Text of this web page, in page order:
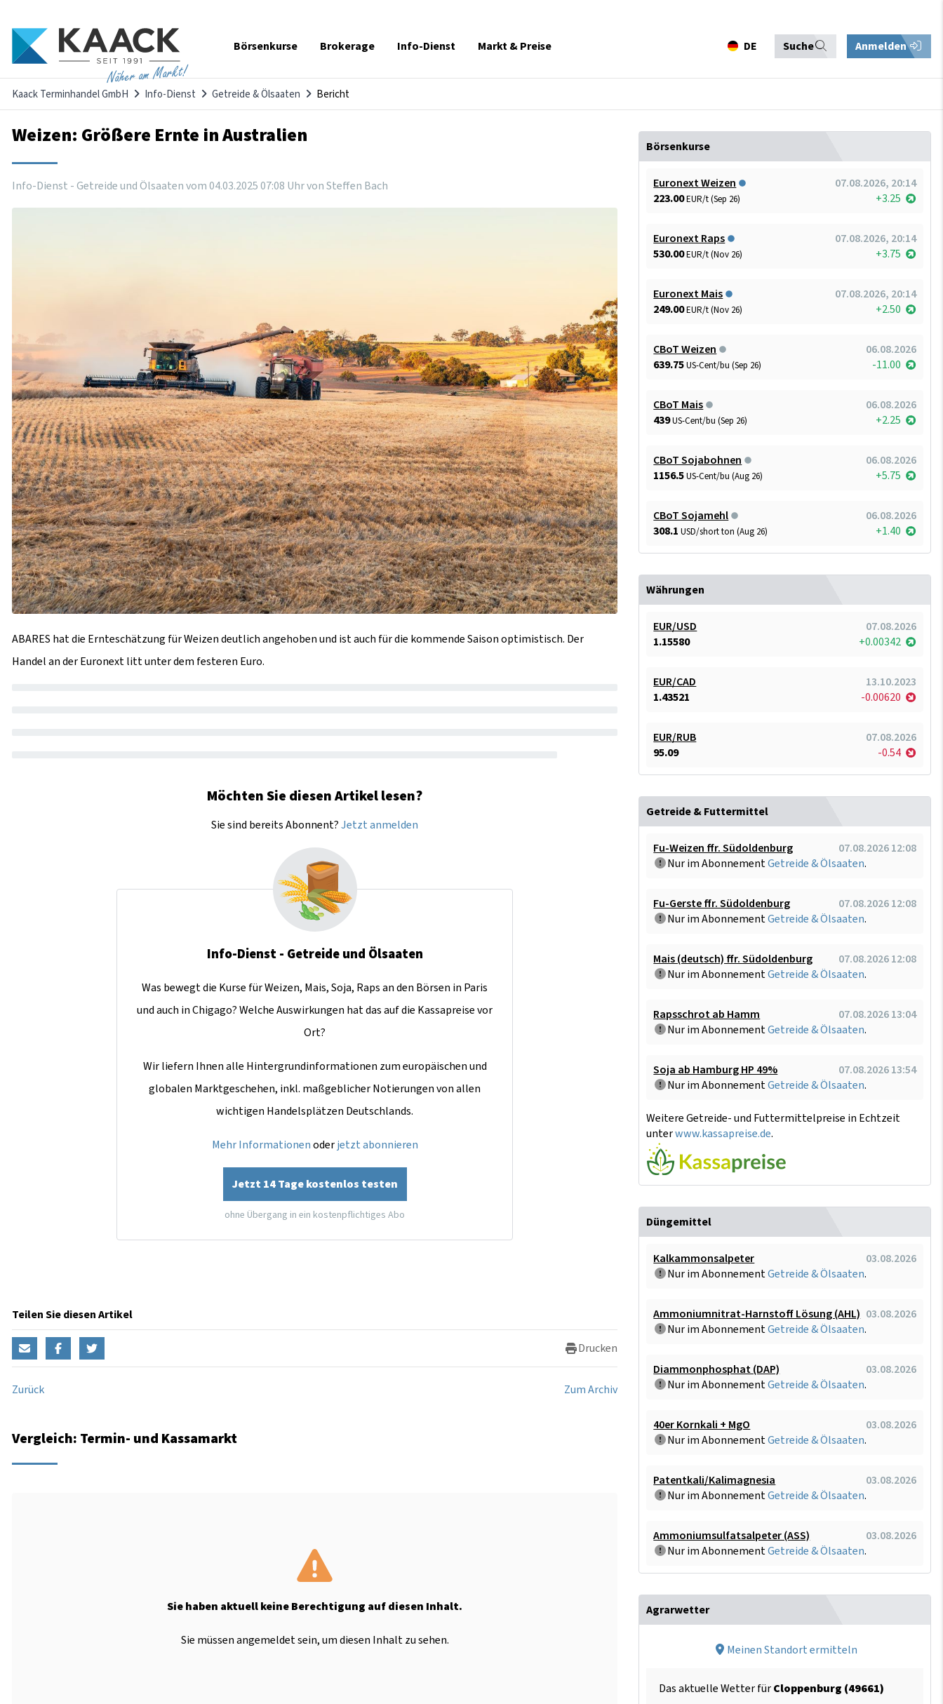
Näher am Markt!
Navigation
Börsenkurse Brokerage Info-Dienst Markt & Preise DE Suche Anmelden
Kaack Terminhandel GmbH Info-Dienst Getreide & Ölsaaten Bericht
Weizen: Größere Ernte in Australien
Info-Dienst - Getreide und Ölsaaten vom04.03.202507:08 Uhrvon Steffen Bach
ABARES hat die Ernteschätzung für Weizen deutlich angehoben und ist auch für die kommende Saison optimistisch. Der
Handel an der Euronext litt unter dem festeren Euro.
Möchten Sie diesen Artikel lesen?
Sie sind bereits Abonnent?Jetzt anmelden
Info-Dienst - Getreide und Ölsaaten
Was bewegt die Kurse für Weizen, Mais, Soja, Raps an den Börsen in Paris
und auch in Chigago? Welche Auswirkungen hat das auf die Kassapreise vor
Ort?
Wir liefern Ihnen alle Hintergrundinformationen zum europäischen und
globalen Marktgeschehen, inkl. maßgeblicher Notierungen von allen
wichtigen Handelsplätzen Deutschlands.
Mehr Informationenoderjetzt abonnieren
Jetzt 14 Tage kostenlos testen
ohne Übergang in ein kostenpflichtiges Abo
Teilen Sie diesen Artikel
Drucken
Zurück Zum Archiv
Vergleich: Termin- und Kassamarkt
Sie haben aktuell keine Berechtigung auf diesen Inhalt.
Sie müssen angemeldet sein, um diesen Inhalt zu sehen.
Börsenkurse
Euronext Weizen
07.08.2026, 20:14
223.00EUR/t (Sep 26) +3.25
Euronext Raps
07.08.2026, 20:14
530.00EUR/t (Nov 26) +3.75
Euronext Mais
07.08.2026, 20:14
249.00EUR/t (Nov 26) +2.50
CBoT Weizen
06.08.2026
639.75US-Cent/bu (Sep 26) -11.00
CBoT Mais
06.08.2026
439US-Cent/bu (Sep 26) +2.25
CBoT Sojabohnen
06.08.2026
1156.5US-Cent/bu (Aug 26) +5.75
CBoT Sojamehl
06.08.2026
308.1 USD/short ton (Aug 26) +1.40
Währungen
EUR/USD
07.08.2026
1.15580
+0.00342
EUR/CAD
13.10.2023
1.43521
-0.00620
EUR/RUB
07.08.2026
95.09
-0.54
Getreide & Futtermittel
Fu-Weizen ffr. Südoldenburg
07.08.2026 12:08
Nur im AbonnementGetreide & Ölsaaten.
Fu-Gerste ffr. Südoldenburg
07.08.2026 12:08
Nur im AbonnementGetreide & Ölsaaten.
Mais (deutsch) ffr. Südoldenburg
07.08.2026 12:08
Nur im AbonnementGetreide & Ölsaaten.
Rapsschrot ab Hamm
07.08.2026 13:04
Nur im AbonnementGetreide & Ölsaaten.
Soja ab Hamburg HP 49%
07.08.2026 13:54
Nur im AbonnementGetreide & Ölsaaten.
Weitere Getreide- und Futtermittelpreise in Echtzeit
unterwww.kassapreise.de.
Düngemittel
Kalkammonsalpeter
03.08.2026
Nur im AbonnementGetreide & Ölsaaten.
Ammoniumnitrat-Harnstoff Lösung (AHL) 03.08.2026
Nur im AbonnementGetreide & Ölsaaten.
Diammonphosphat (DAP)
03.08.2026
Nur im AbonnementGetreide & Ölsaaten.
40er Kornkali + MgO
03.08.2026
Nur im AbonnementGetreide & Ölsaaten.
Patentkali/Kalimagnesia
03.08.2026
Nur im AbonnementGetreide & Ölsaaten.
Ammoniumsulfatsalpeter (ASS)
03.08.2026
Nur im AbonnementGetreide & Ölsaaten.
Agrarwetter
Meinen Standort ermitteln
Das aktuelle Wetter fürCloppenburg (49661)